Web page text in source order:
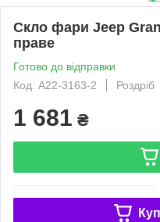
Скло фари Jeep
праве
Готово до відправки
Код: A22-3163-2
Роздріб
1 681 ₴